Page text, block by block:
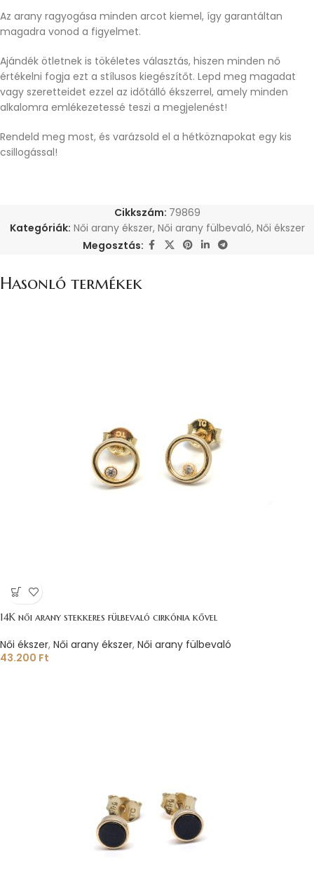
Az arany ragyogása minden arcot kiemel, így garantáltan
magadra vonod a figyelmet.
Ajándék ötletnek is tökéletes választás, hiszen minden nő
értékelni fogja ezt a stílusos kiegészítőt. Lepd meg magadat
vagy szeretteidet ezzel az időtálló ékszerrel, amely minden
alkalomra emlékezetessé teszi a megjelenést!
Rendeld meg most, és varázsold el a hétköznapokat egy kis
csillogással!
Cikkszám: 79869
Kategóriák: Női arany ékszer, Női arany fülbevaló, Női ékszer
Megosztás:
Hasonló termékek
14K női arany stekkeres fülbevaló cirkónia kővel
Női ékszer, Női arany ékszer, Női arany fülbevaló
43.200 Ft